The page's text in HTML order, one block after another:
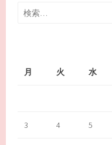
検
月
火 水
3 4 5